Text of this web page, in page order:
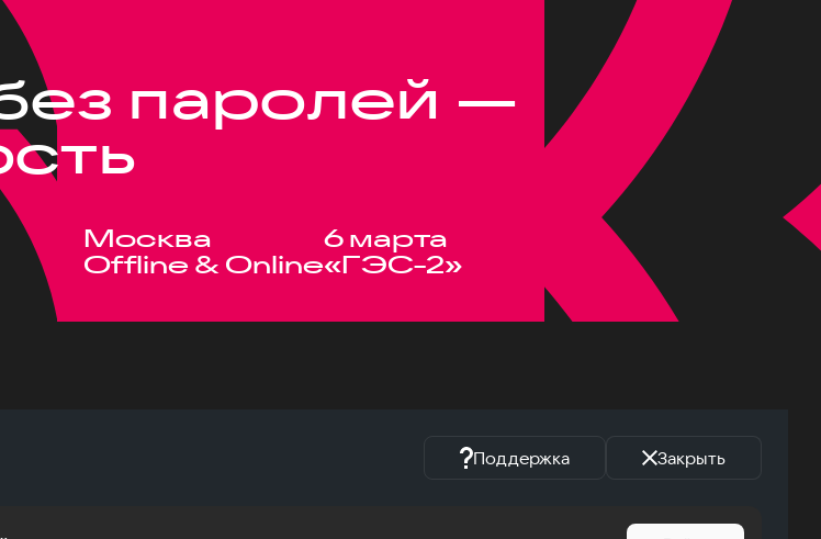
паролей —
Москва
Offline & Online
6 марта
«ГЭС-2»
Поддержка Закрыть